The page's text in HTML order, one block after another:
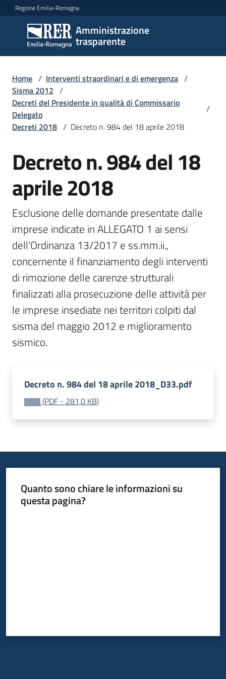
Vai al contenuto
Vai alla navigazione
Vai al footer
Regione Emilia-Romagna
Amministrazione
trasparente
Amministrazione
trasparente
Sottosezioni
Accesso
Home / Interventi straordinari e di emergenza /
Sisma 2012 /
Decreti del Presidente in qualità di Commissario
Delegato
/
Decreti 2018 / Decreto n. 984 del 18 aprile 2018
Decreto n. 984 del 18
aprile 2018
Esclusione delle domande presentate dalle
imprese indicate in ALLEGATO 1 ai sensi
dell’Ordinanza 13/2017 e ss.mm.ii.,
concernente il finanziamento degli interventi
di rimozione delle carenze strutturali
finalizzati alla prosecuzione delle attività per
le imprese insediate nei territori colpiti dal
sisma del maggio 2012 e miglioramento
sismico.
Decreto n. 984 del 18 aprile 2018_D33.pdf
(PDF - 281,0 KB)
Quanto sono chiare le informazioni su
questa pagina?